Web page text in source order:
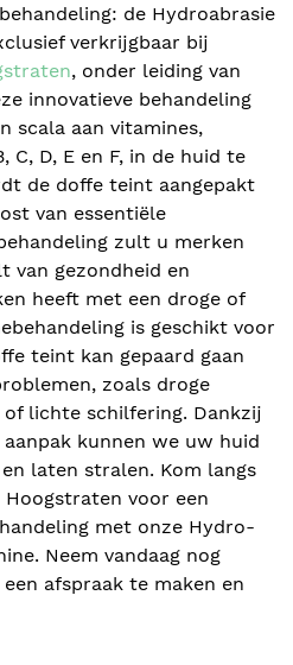
de Hydroabrasie
verkrijgbaar bij
, onder leiding van
innovatieve behandeling
scala aan vitamines,
C, D, E en F, in de huid te
de doffe teint aangepakt
van essentiële
zult u merken
van gezondheid en
heeft met een droge of
is geschikt voor
teint kan gepaard gaan
zoals droge
lichte schilfering. Dankzij
kunnen we uw huid
laten stralen. Kom langs
voor een
met onze Hydro-
Neem vandaag nog
afspraak te maken en